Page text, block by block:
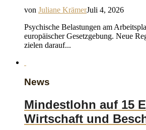
von Juliane KrämerJuli 4, 2026
Psychische Belastungen am
europäischer Gesetzgebung. Neue
zielen darauf...
News
Mindestlohn auf 15
Wirtschaft und